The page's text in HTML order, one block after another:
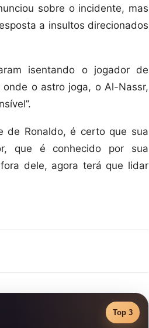
sobre o incidente, mas
a insultos direcionados
isentando o jogador de
o astro joga, o Al-Nassr,
de Ronaldo, é certo que sua
que é conhecido por sua
dele, agora terá que lidar
Top 3